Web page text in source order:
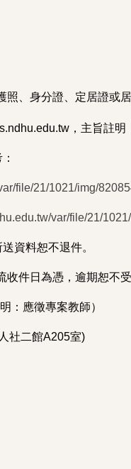
、身分證、定居證或居
，主旨註
file/21/1021/img/
var/file/21/
資料恕不退件。
件日為憑，逾期恕不
應徵專案教師）
社二館A205室)